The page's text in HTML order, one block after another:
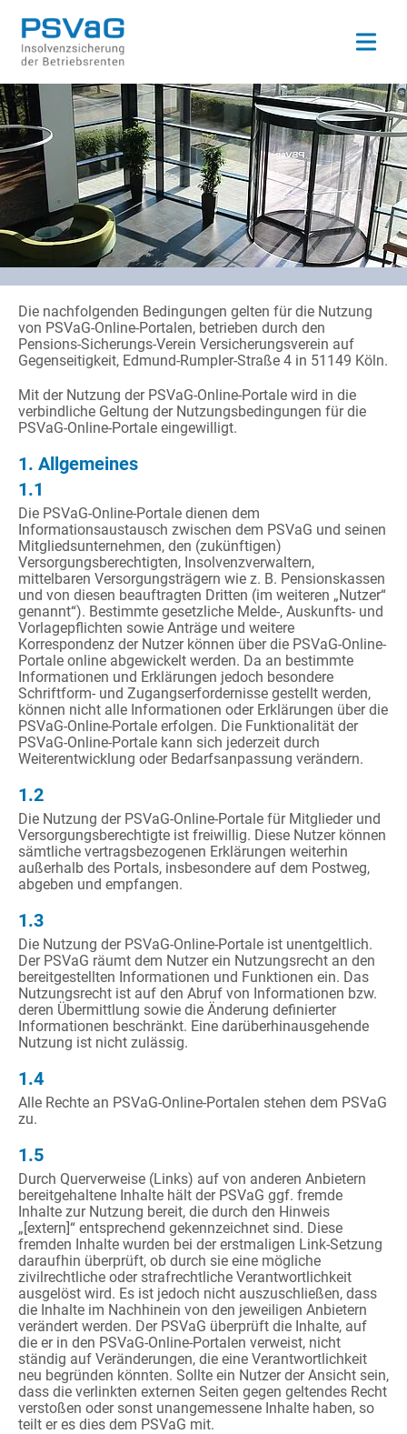
Open
Die nachfolgenden Bedingungen gelten für die Nutzung
von PSVaG-Online-Portalen, betrieben durch den
Pensions-Sicherungs-Verein Versicherungsverein auf
Gegenseitigkeit, Edmund-Rumpler-Straße 4 in 51149 Köln.
Mit der Nutzung der PSVaG-Online-Portale wird in die
verbindliche Geltung der Nutzungsbedingungen für die
PSVaG-Online-Portale eingewilligt.
1. Allgemeines
1.1
Die PSVaG-Online-Portale dienen dem
Informationsaustausch zwischen dem PSVaG und seinen
Mitgliedsunternehmen, den (zukünftigen)
Versorgungsberechtigten, Insolvenzverwaltern,
mittelbaren Versorgungsträgern wie z. B. Pensionskassen
und von diesen beauftragten Dritten (im weiteren „Nutzer“
genannt“). Bestimmte gesetzliche Melde-, Auskunfts- und
Vorlagepflichten sowie Anträge und weitere
Korrespondenz der Nutzer können über die PSVaG-Online-
Portale online abgewickelt werden. Da an bestimmte
Informationen und Erklärungen jedoch besondere
Schriftform- und Zugangserfordernisse gestellt werden,
können nicht alle Informationen oder Erklärungen über die
PSVaG-Online-Portale erfolgen. Die Funktionalität der
PSVaG-Online-Portale kann sich jederzeit durch
Weiterentwicklung oder Bedarfsanpassung verändern.
1.2
Die Nutzung der PSVaG-Online-Portale für Mitglieder und
Versorgungsberechtigte ist freiwillig. Diese Nutzer können
sämtliche vertragsbezogenen Erklärungen weiterhin
außerhalb des Portals, insbesondere auf dem Postweg,
abgeben und empfangen.
1.3
Die Nutzung der PSVaG-Online-Portale ist unentgeltlich.
Der PSVaG räumt dem Nutzer ein Nutzungsrecht an den
bereitgestellten Informationen und Funktionen ein. Das
Nutzungsrecht ist auf den Abruf von Informationen bzw.
deren Übermittlung sowie die Änderung definierter
Informationen beschränkt. Eine darüberhinausgehende
Nutzung ist nicht zulässig.
1.4
Alle Rechte an PSVaG-Online-Portalen stehen dem PSVaG
zu.
1.5
Durch Querverweise (Links) auf von anderen Anbietern
bereitgehaltene Inhalte hält der PSVaG ggf. fremde
Inhalte zur Nutzung bereit, die durch den Hinweis
„[extern]“ entsprechend gekennzeichnet sind. Diese
fremden Inhalte wurden bei der erstmaligen Link-Setzung
daraufhin überprüft, ob durch sie eine mögliche
zivilrechtliche oder strafrechtliche Verantwortlichkeit
ausgelöst wird. Es ist jedoch nicht auszuschließen, dass
die Inhalte im Nachhinein von den jeweiligen Anbietern
verändert werden. Der PSVaG überprüft die Inhalte, auf
die er in den PSVaG-Online-Portalen verweist, nicht
ständig auf Veränderungen, die eine Verantwortlichkeit
neu begründen könnten. Sollte ein Nutzer der Ansicht sein,
dass die verlinkten externen Seiten gegen geltendes Recht
verstoßen oder sonst unangemessene Inhalte haben, so
teilt er es dies dem PSVaG mit.